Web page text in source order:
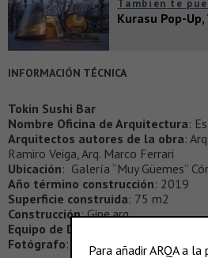
También te
Kurasu Pop-
INFORMACIÓN TÉCNICA
Tokin Sushi Bar
Nombre Oficina de Arquitectura:
Arquitectos autores de la obra:
Ramiro Veiga, Arq. Marco Ferrari
Ubicación: Galería “Muy Güemes”
Año término construcción: 2019
Superficie construida: 75 m2
Construcción: Gipe.arq
Equipo de Diseño
: Arq. Mateo
Fotógrafo: Arq. Gonzalo Viramonte